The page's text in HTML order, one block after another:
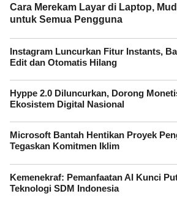
Cara Merekam Layar di Laptop,
untuk Semua Pengguna
Instagram Luncurkan Fitur Instants,
Edit dan Otomatis Hilang
Hyppe 2.0 Diluncurkan, Dorong
Ekosistem Digital Nasional
Microsoft Bantah Hentikan Proyek
Tegaskan Komitmen Iklim
Kemenekraf: Pemanfaatan AI Kunci
Teknologi SDM Indonesia